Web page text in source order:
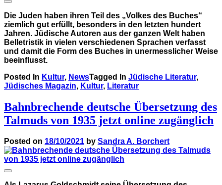
Die Juden haben ihren Teil des „Volkes des Buches“
ziemlich gut erfüllt, besonders in den letzten hundert
Jahren. Jüdische Autoren aus der ganzen Welt haben
Belletristik in vielen verschiedenen Sprachen verfasst
und damit die Form des Buches in unermesslicher Weise
beeinflusst.
Posted In Kultur, NewsTagged In Jüdische Literatur,
Jüdisches Magazin, Kultur, Literatur
Bahnbrechende deutsche Übersetzung des
Talmuds von 1935 jetzt online zugänglich
Posted on 18/10/2021 by Sandra A. Borchert